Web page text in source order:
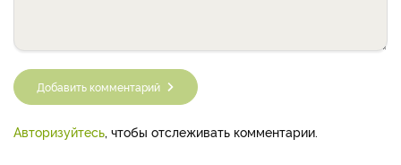
Добавить комментарий
Авторизуйтесь, чтобы отслеживать комментарии.